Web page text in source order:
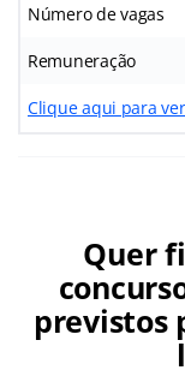
Número de vagas
Remuneração
Clique aqui para
Quer
previstos